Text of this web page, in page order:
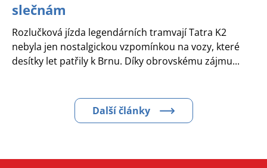
slečnám
Rozlučková jízda legendárních tramvají Tatra K2
nebyla jen nostalgickou vzpomínkou na vozy, které
desítky let patřily k Brnu. Díky obrovskému zájmu...
Další články